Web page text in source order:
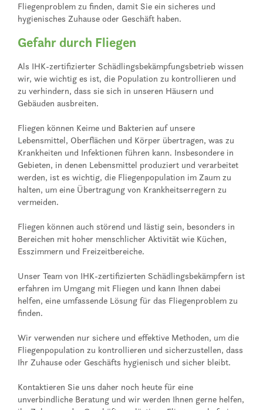
Fliegenproblem zu finden, damit Sie ein sicheres und
hygienisches Zuhause oder Geschäft haben.
Gefahr durch Fliegen
Als IHK-zertifizierter Schädlingsbekämpfungsbetrieb wissen
wir, wie wichtig es ist, die Population zu kontrollieren und
zu verhindern, dass sie sich in unseren Häusern und
Gebäuden ausbreiten.
Fliegen können Keime und Bakterien auf unsere
Lebensmittel, Oberflächen und Körper übertragen, was zu
Krankheiten und Infektionen führen kann. Insbesondere in
Gebieten, in denen Lebensmittel produziert und verarbeitet
werden, ist es wichtig, die Fliegenpopulation im Zaum zu
halten, um eine Übertragung von Krankheitserregern zu
vermeiden.
Fliegen können auch störend und lästig sein, besonders in
Bereichen mit hoher menschlicher Aktivität wie Küchen,
Esszimmern und Freizeitbereiche.
Unser Team von IHK-zertifizierten Schädlingsbekämpfern ist
erfahren im Umgang mit Fliegen und kann Ihnen dabei
helfen, eine umfassende Lösung für das Fliegenproblem zu
finden.
Wir verwenden nur sichere und effektive Methoden, um die
Fliegenpopulation zu kontrollieren und sicherzustellen, dass
Ihr Zuhause oder Geschäfts hygienisch und sicher bleibt.
Kontaktieren Sie uns daher noch heute für eine
unverbindliche Beratung und wir werden Ihnen gerne helfen,